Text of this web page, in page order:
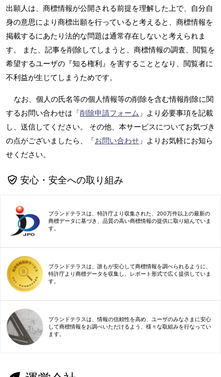
出願人は、商標情報が公開される前提を理解した上で、自分自
身の意思により商標出願を行っていると考えると、商標情報を
掲載するにあたり法的な問題は通常存在しないと考えられま
す。 また、記事を削除してしまうと、商標情報の調査、閲覧を
希望するユーザの『知る権利』を害することとなり、閲覧者に
不利益が生じてしまうためです。
なお、個人の氏名等の個人情報等の削除を含む情報削除に関
するお問い合わせは「削除申請フォーム 」より必要事項を記載
し、送信してください。 その他、本サービスについてお気づき
の点がございましたら、「お問い合わせ 」よりお気軽にお知ら
せください。
安心・安全への取り組み
ブランドテラスは、特許庁より収集された、200万件以上の最新の
商標データに基づき、品質の高い商標情報の提供に取り組んでいま
す。
ブランドテラスは、誰もが安心して商標情報を調べられるように、
特許庁より商標データを収集し、レポート形式で広く提供していま
す。
ブランドテラスは、情報の信頼性を高め、ユーザのみなさまに安心
して商標情報をお調べいただけるよう、様々な取組みを行なってい
ます。